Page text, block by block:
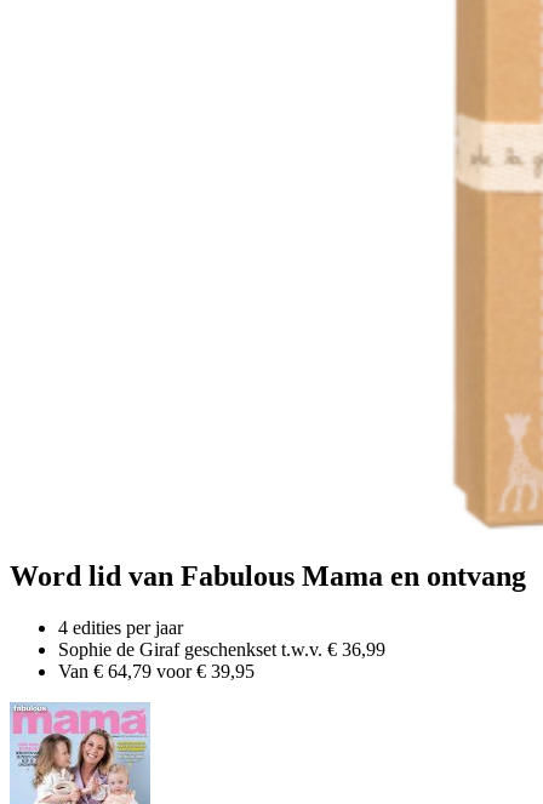
Word lid van Fabulous Mama en ontvang
4 edities per jaar
Sophie de Giraf geschenkset t.w.v. € 36,99
Van € 64,79 voor € 39,95